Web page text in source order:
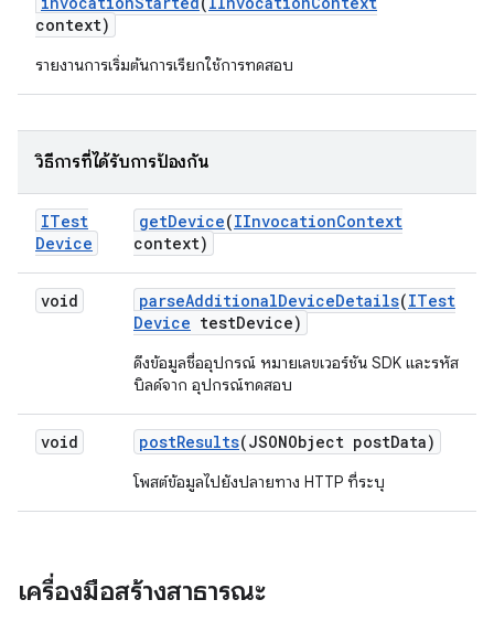
context)
รายงานการเริ่มต้นการเรียกใช้การทดสอบ
วิธีการที่ได้รับการป้องกัน
ITest
Device
getDevice(IInvocationContext
context)
void parseAdditionalDeviceDetails(ITest
Device testDevice)
ดึงข้อมูลชื่ออุปกรณ์ หมายเลขเวอร์ชัน SDK และรหัส
บิลด์จาก อุปกรณ์ทดสอบ
void postResults(JSONObject postData)
โพสต์ข้อมูลไปยังปลายทาง HTTP ที่ระบุ
เครื่องมือสร้างสาธารณะ